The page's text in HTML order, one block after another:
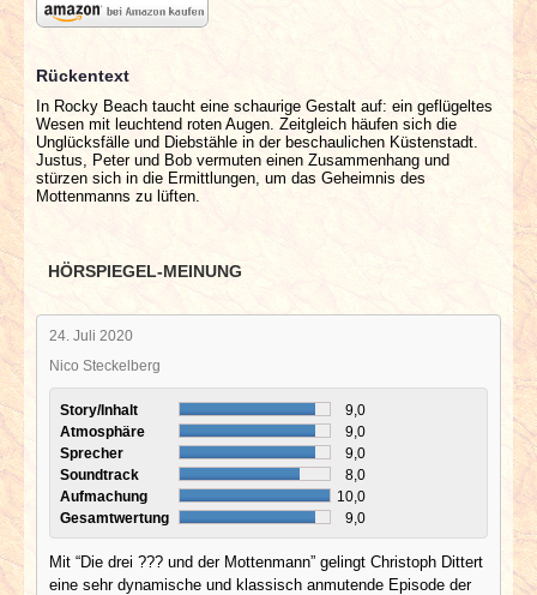
Rückentext
In Rocky Beach taucht eine schaurige Gestalt auf: ein geflügeltes
Wesen mit leuchtend roten Augen. Zeitgleich häufen sich die
Unglücksfälle und Diebstähle in der beschaulichen Küstenstadt.
Justus, Peter und Bob vermuten einen Zusammenhang und
stürzen sich in die Ermittlungen, um das Geheimnis des
Mottenmanns zu lüften.
HÖRSPIEGEL-MEINUNG
24. Juli 2020
Nico Steckelberg
Story/Inhalt
9,0
Atmosphäre
9,0
Sprecher
9,0
Soundtrack
8,0
Aufmachung
10,0
Gesamtwertung
9,0
Mit “Die drei ??? und der Mottenmann” gelingt Christoph Dittert
eine sehr dynamische und klassisch anmutende Episode der